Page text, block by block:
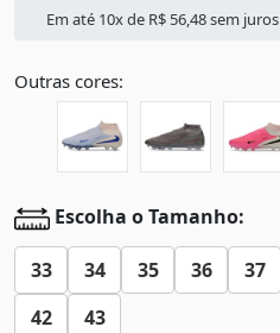
Em até 10x de R$ 56,48sem juros
Outras cores:
Escolha o Tamanho:
33 34 35 36 37
42
43